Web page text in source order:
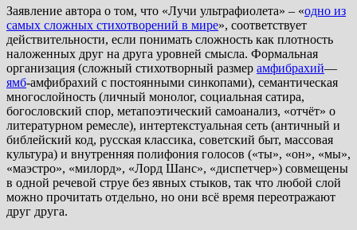
Заявление автора о том, что «Лучи ультрафиолета» – «одно из
самых сложных стихотворений в мире», соответствует
действительности, если понимать сложность как плотность
наложенных друг на друга уровней смысла. Формальная
организация (сложный стихотворный размер амфибрахий—
ямб-амфибрахий с постоянными синкопами), семантическая
многослойность (личный монолог, социальная сатира,
богословский спор, метапоэтический самоанализ, «отчёт» о
литературном ремесле), интертекстуальная сеть (античный и
библейский код, русская классика, советский быт, массовая
культура) и внутренняя полифония голосов («ты», «он», «мы»,
«маэстро», «милорд», «Лорд Шанс», «диспетчер») совмещены
в одной речевой струе без явных стыков, так что любой слой
можно прочитать отдельно, но они всё время переотражают
друг друга.